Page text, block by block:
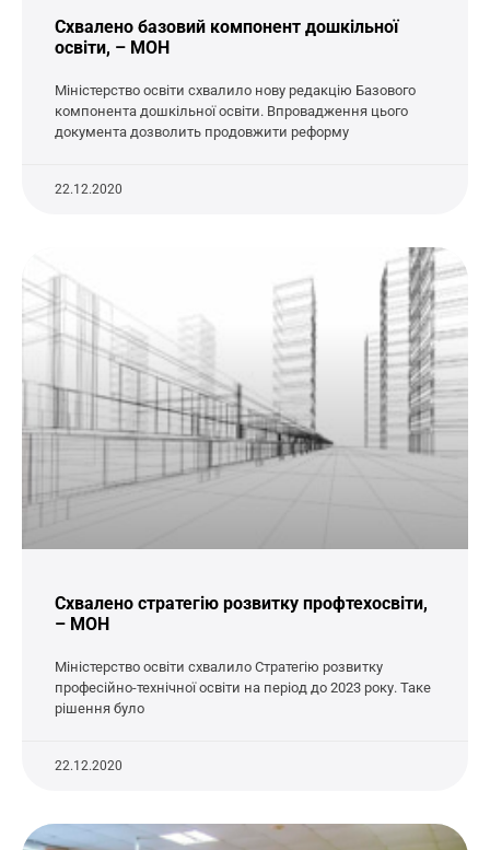
Схвалено базовий компонент дошкільної
освіти, – МОН
Міністерство освіти схвалило нову редакцію Базового
компонента дошкільної освіти. Впровадження цього
документа дозволить продовжити реформу
22.12.2020
Схвалено стратегію розвитку профтехосвіти,
– МОН
Міністерство освіти схвалило Стратегію розвитку
професійно-технічної освіти на період до 2023 року. Таке
рішення було
22.12.2020